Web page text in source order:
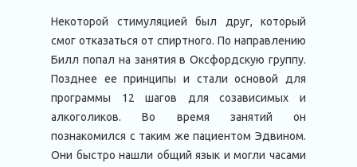
Некоторой стимуляцией был друг, который
смог отказаться от спиртного. По направлению
Билл попал на занятия в Оксфордскую группу.
Позднее ее принципы и стали основой для
программы 12 шагов для созависимых и
алкоголиков. Во время занятий он
познакомился с таким же пациентом Эдвином.
Они быстро нашли общий язык и могли часами